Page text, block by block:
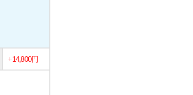
+14,800円